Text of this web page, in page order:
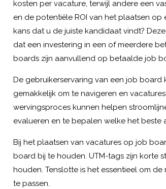
kosten per vacature, terwijl andere een
en de potentiële ROI van het plaatsen
kans dat u de juiste kandidaat vindt?
dat een investering in een of meerdere
boards zijn aanvullend op betaalde job
De gebruikerservaring van een job board
gemakkelijk om te navigeren en
wervingsproces kunnen helpen
evalueren en te bepalen welke het beste
Bij het plaatsen van vacatures op job
board bij te houden. UTM-tags zijn korte
houden. Tenslotte is het essentieel om
te passen.